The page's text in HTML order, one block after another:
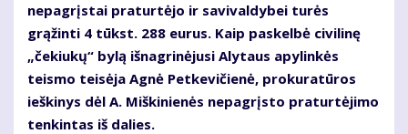
nepagrįstai praturtėjo ir savivaldybei turės
grąžinti 4 tūkst. 288 eurus. Kaip paskelbė civilinę
„čekiukų“ bylą išnagrinėjusi Alytaus apylinkės
teismo teisėja Agnė Petkevičienė, prokuratūros
ieškinys dėl A. Miškinienės nepagrįsto praturtėjimo
tenkintas iš dalies.